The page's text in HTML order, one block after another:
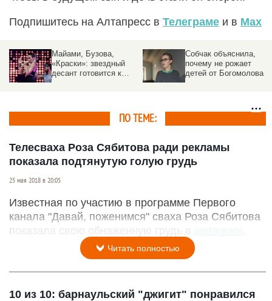
Подпишитесь на Алтапресс в Телеграме и в Max
Майами, Бузова,
«Краски»: звездный
десант готовится к
Собчак объяснила,
почему не рожает
детей от Богомолова
ПО ТЕМЕ:
Телесваха Роза Сябитова ради рекламы
показала подтянутую голую грудь
25 мая 2018 в 20:05
Известная по участию в программе Первого
канала "Давай, поженимся" сваха Роза Сябитова
показала свою обнаженную грудь в Instagram
Читать полностью
10 из 10: барнаульский "джигит" понравился